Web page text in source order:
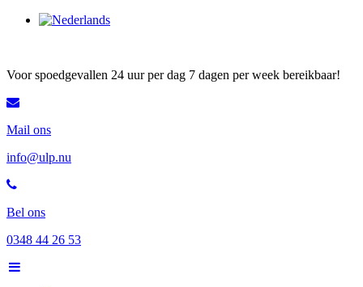
Voor spoedgevallen 24 uur per dag 7 dagen per week bereikbaar!
Mail ons
info@ulp.nu
Bel ons
0348 44 26 53